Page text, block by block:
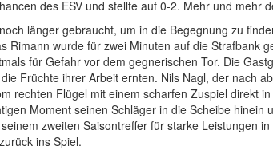
des ESV und stellte auf 0-2. Mehr und mehr
länger gebraucht, um in die Begegnung zu
Rimann wurde für zwei Minuten auf die Strafbank
für Gefahr vor dem gegnerischen Tor. Die
Früchte ihrer Arbeit ernten. Nils Nagl, der nach
rechten Flügel mit einem scharfen Zuspiel direkt
Moment seinen Schläger in die Scheibe
zweiten Saisontreffer für starke Leistungen
ins Spiel.